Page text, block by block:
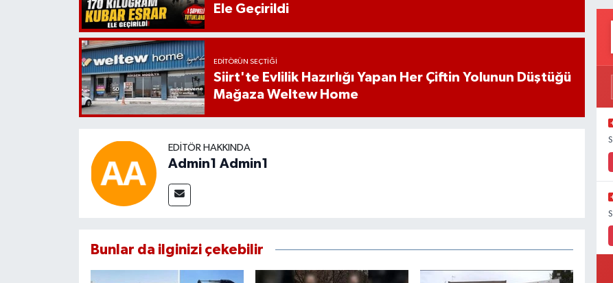
Ele Geçirildi
EDITÖRÜN SEÇTIĞI
Siirt'te Evlilik Hazırlığı Yapan Her Çiftin Yolunun Düştüğü
Mağaza Weltew Home
EDITÖR HAKKINDA
Admin1 Admin1
Bunlar da ilginizi çekebilir